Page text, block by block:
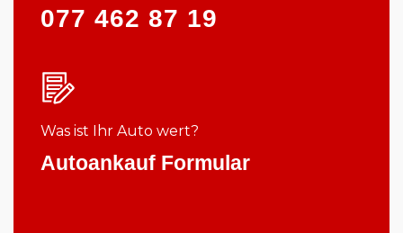
077 462 87 19
Was ist Ihr Auto wert?
Autoankauf Formular